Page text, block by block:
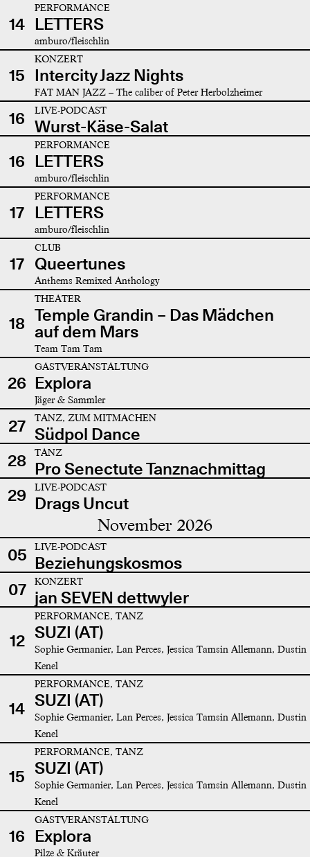
14
PERFORMANCE
LETTERS
amburo/fleischlin
15
KONZERT
Intercity Jazz Nights
FAT MAN JAZZ – The caliber of Peter Herbolzheimer
16 LIVE-PODCAST
Wurst-Käse-Salat
16
PERFORMANCE
LETTERS
amburo/fleischlin
17
PERFORMANCE
LETTERS
amburo/fleischlin
17
CLUB
Queertunes
Anthems Remixed Anthology
18
THEATER
Temple Grandin – Das Mädchen
auf dem Mars
Team Tam Tam
26
GASTVERANSTALTUNG
Explora
Jäger & Sammler
27 TANZ, ZUM MITMACHEN
Südpol Dance
28
TANZ
Pro Senectute Tanznachmittag
29
LIVE-PODCAST
Drags Uncut
November 2026
05 LIVE-PODCAST
Beziehungskosmos
07
KONZERT
jan SEVEN dettwyler
12
PERFORMANCE, TANZ
SUZI (AT)
Sophie Germanier, Lan Perces, Jessica Tamsin Allemann, Dustin
Kenel
14
PERFORMANCE, TANZ
SUZI (AT)
Sophie Germanier, Lan Perces, Jessica Tamsin Allemann, Dustin
Kenel
15
PERFORMANCE, TANZ
SUZI (AT)
Sophie Germanier, Lan Perces, Jessica Tamsin Allemann, Dustin
Kenel
16
GASTVERANSTALTUNG
Explora
Pilze & Kräuter